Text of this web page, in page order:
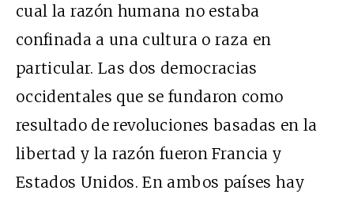
cual la razón humana no estaba
confinada a una cultura o raza en
particular. Las dos democracias
occidentales que se fundaron como
resultado de revoluciones basadas en la
libertad y la razón fueron Francia y
Estados Unidos. En ambos países hay